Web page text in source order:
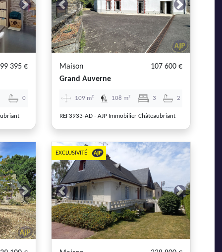
Next
395 €
0
Previous Next
Maison
107 600 €
Grand Auverne
109 m² 108 m² 3 2
REF3933-AD - AJP Immobilier Châteaubriant
Next Previous Next
EXCLUSIVITÉ